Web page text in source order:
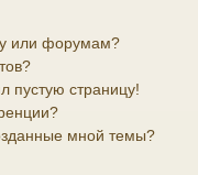
или форумам?
пустую страницу!
мной темы?